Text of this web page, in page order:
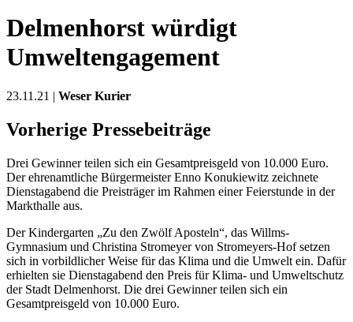
Delmenhorst würdigt
Umweltengagement
23.11.21 | Weser Kurier
Vorherige Pressebeiträge
Drei Gewinner teilen sich ein Gesamtpreisgeld von 10.000 Euro.
Der ehrenamtliche Bürgermeister Enno Konukiewitz zeichnete
Dienstagabend die Preisträger im Rahmen einer Feierstunde in der
Markthalle aus.
Der Kindergarten „Zu den Zwölf Aposteln“, das Willms-
Gymnasium und Christina Stromeyer von Stromeyers-Hof setzen
sich in vorbildlicher Weise für das Klima und die Umwelt ein. Dafür
erhielten sie Dienstagabend den Preis für Klima- und Umweltschutz
der Stadt Delmenhorst. Die drei Gewinner teilen sich ein
Gesamtpreisgeld von 10.000 Euro.